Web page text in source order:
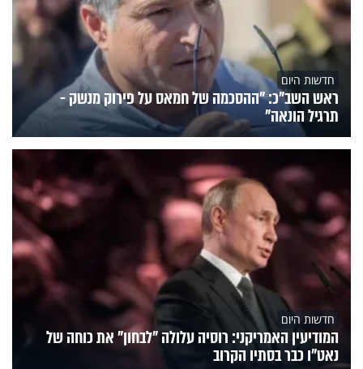
חדשות היום
ראש השב"כ: "ההסכמה של חמאס על פירוק מנשק -
תרגיל הונאה"
חדשות היום
המודיעין האמריקני: רוסיה עלולה "לבחון" את כוחה של
נאט"ו כבר בסתיו הקרוב